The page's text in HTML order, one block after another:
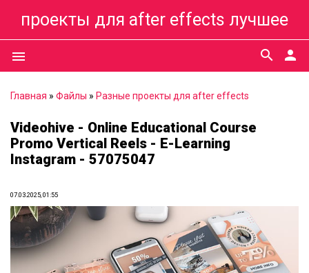
проекты для after effects лучшее
menu person
search
Главная » Файлы » Разные проекты для after effects
Videohive - Online Educational Course
Promo Vertical Reels - E-Learning
Instagram - 57075047
07.03.2025, 01:55